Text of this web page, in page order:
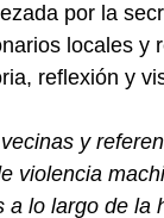
por la
locales y
reflexión y
y
violencia
a lo largo de la